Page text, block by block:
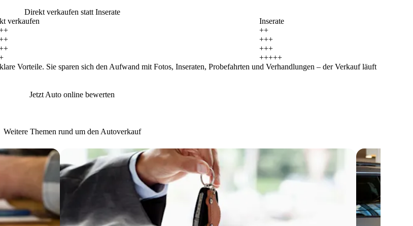
Direkt verkaufen statt Inserate
verkaufen
Inserate
++
+++
+++
+++++
Vorteile. Sie sparen sich den Aufwand mit Fotos, Inseraten, Probefahrten und Verhandlungen – der Verkauf läuft
Jetzt Auto online bewerten
Weitere Themen rund um den Autoverkauf